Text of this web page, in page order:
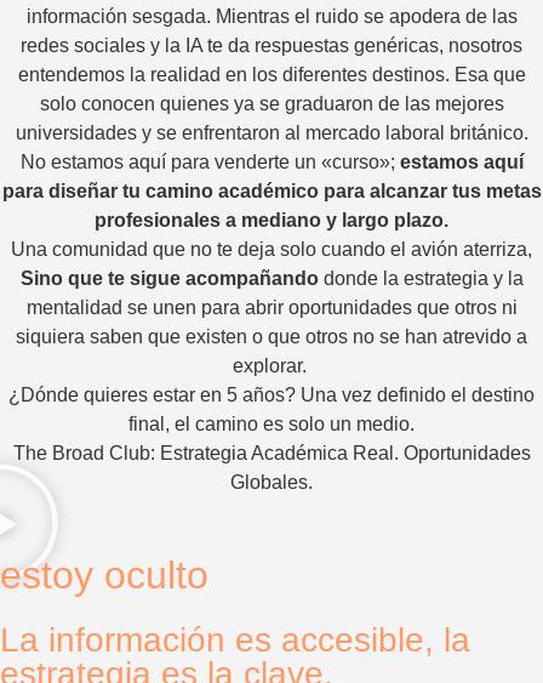
información sesgada. Mientras el ruido se apodera de las
redes sociales y la IA te da respuestas genéricas, nosotros
entendemos la realidad en los diferentes destinos. Esa que
solo conocen quienes ya se graduaron de las mejores
universidades y se enfrentaron al mercado laboral británico.
No estamos aquí para venderte un «curso»; estamos aquí
para diseñar tu camino académico para alcanzar tus metas
profesionales a mediano y largo plazo.
Una comunidad que no te deja solo cuando el avión aterriza,
Sino que te sigue acompañando donde la estrategia y la
mentalidad se unen para abrir oportunidades que otros ni
siquiera saben que existen o que otros no se han atrevido a
explorar.
¿Dónde quieres estar en 5 años? Una vez definido el destino
final, el camino es solo un medio.
The Broad Club: Estrategia Académica Real. Oportunidades
Globales.
estoy oculto
La información es accesible, la
estrategia es la clave.